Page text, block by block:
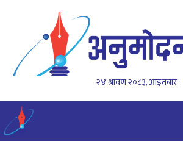
२४ श्रावण २०८३, आइतबार